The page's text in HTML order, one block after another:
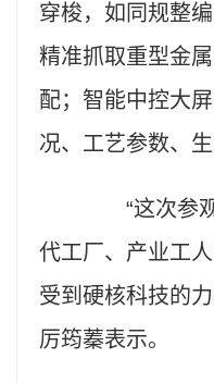
穿梭，如同规整
精准抓取重型金
配；智能中控大
况、工艺参数、
“这次参观
代工厂、产业工
受到硬核科技的
厉筠蓁表示。